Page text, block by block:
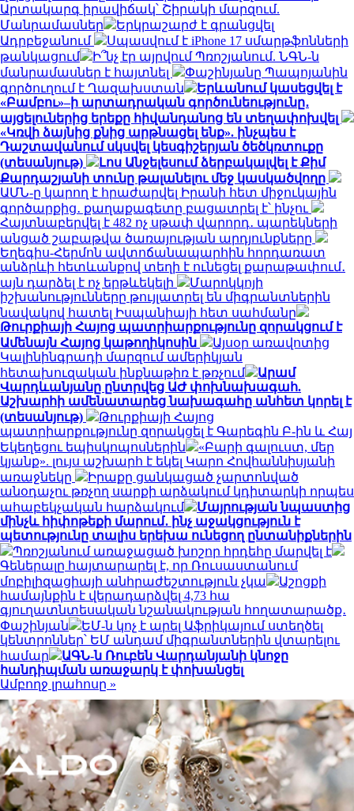
Արտակարգ իրավիճակ՝ Շիրակի մարզում.
Մանրամասներ
Երկրաշարժ է գրանցվել
Ադրբեջանում
Սպասվում է iPhone 17 սմարթֆոնների
թանկացում
Ի՞նչ էր այրվում Պռոշյանում. ՆԳՆ-ն
մանրամասներ է հայտնել
Փաշինյանը Պապոյանին
գործուղում է Ղազախստան
Երևանում կասեցվել է
«Բամբու»–ի արտադրական գործունեությունը․
այցելուներից երեքը հիվանդանոց են տեղափոխվել
«Կռվի ձայնից քնից արթնացել ենք». ինչպես է
Դաշտավանում սկսվել կեսգիշերյան ծեծկռտուքը
(տեսանյութ)
Լոս Անջելեսում ձերբակալվել է Քիմ
Քարդաշյանի տունը թալանելու մեջ կասկածվողը
ԱՄՆ-ը կարող է հրաժարվել Իրանի հետ միջուկային
գործարքից․ քաղաքագետը բացատրել է՝ ինչու
Հայտնաբերվել է 482 ոչ սթափ վարորդ․ պարեկների
անցած շաբաթվա ծառայության արդյունքները
Եղեգիս-Հերմոն ավտոճանապարհին հորդառատ
անձրևի հետևանքով տեղի է ունեցել քարաթափում․
այն դարձել է ոչ երթևեկելի
Մարոկկոյի
իշխանությունները թույլատրել են միգրանտներին
նավակով հատել Իսպանիայի հետ սահմանը
Թուրքիայի Հայոց պատրիարքությունը զորակցում է
Ամենայն Հայոց կաթողիկոսին
Այսօր առավոտից
Կալինինգրադի մարզում ամերիկյան
հետախուզական ինքնաթիռ է թռչում
Արամ
Վարդևանյանը ընտրվեց ԱԺ փոխնախագահ.
Աշխարհի ամենատարեց նախագահը անհետ կորել է
(տեսանյութ)
Թուրքիայի Հայոց
պատրիարքությունը զորակցել է Գարեգին Բ-ին և Հայ
Եկեղեցու եպիսկոպոսներին
«Բարի գալուստ, մեր
կյանք». լույս աշխարհ է եկել Կարո Հովհաննիսյանի
առաջնեկը
Իրաքը ցանկացած չարտոնված
անօդաչու թռչող սարքի արձակում կդիտարկի որպես
ահաբեկչական հարձակում
Մայրության նպաստից
մինչև հիփոթեքի մարում․ ինչ աջակցություն է
պետությունը տալիս երեխա ունեցող ընտանիքներին
Պռոշյանում առաջացած խոշոր հրդեհը մարվել է
Գեներալը հայտարարել է, որ Ռուսաստանում
մոբիլիզացիայի անհրաժեշտություն չկա
Աշոցքի
համայնքին է վերադարձվել 4,73 հա
գյուղատնտեսական նշանակության հողատարածք․
Փաշինյան
ԵՄ-ն կոչ է արել Աֆրիկայում ստեղծել
կենտրոններ՝ ԵՄ անդամ միգրանտներին վտարելու
համար
ԱԳՆ-ն Ռուբեն Վարդանյանի կնոջը
հանդիպման առաջարկ է փոխանցել
Ամբողջ լրահոսը »